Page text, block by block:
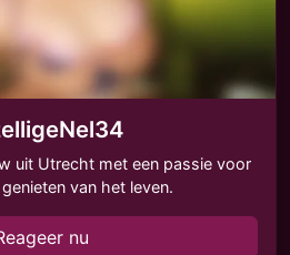
uit Utrecht met een passie voor
van het leven.
nu